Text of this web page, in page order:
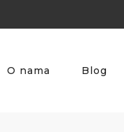
O nama Blog